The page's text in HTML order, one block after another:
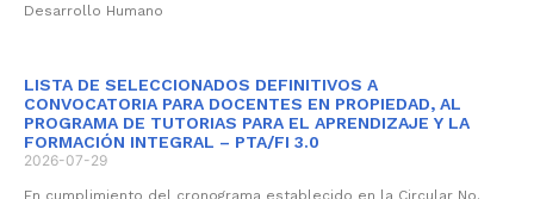
Desarrollo Humano
LISTA DE SELECCIONADOS DEFINITIVOS A
CONVOCATORIA PARA DOCENTES EN PROPIEDAD, AL
PROGRAMA DE TUTORIAS PARA EL APRENDIZAJE Y LA
FORMACIÓN INTEGRAL – PTA/FI 3.0
2026-07-29
En cumplimiento del cronograma establecido en la Circular No.